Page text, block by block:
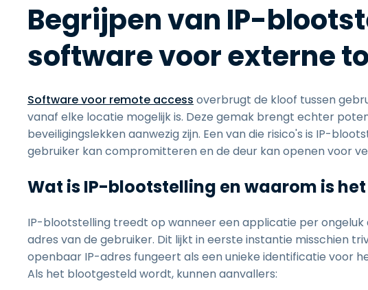
Begrijpen van IP-
software voor externe
Software voor remote access overbrugt de kloof tussen
vanaf elke locatie mogelijk is. Deze gemak brengt echter
beveiligingslekken aanwezig zijn. Een van die risico's is IP-
gebruiker kan compromitteren en de deur kan openen voor
Wat is IP-blootstelling en waarom is
IP-blootstelling treedt op wanneer een applicatie per
adres van de gebruiker. Dit lijkt in eerste instantie misschien
openbaar IP-adres fungeert als een unieke identificatie voor
Als het blootgesteld wordt, kunnen aanvallers: